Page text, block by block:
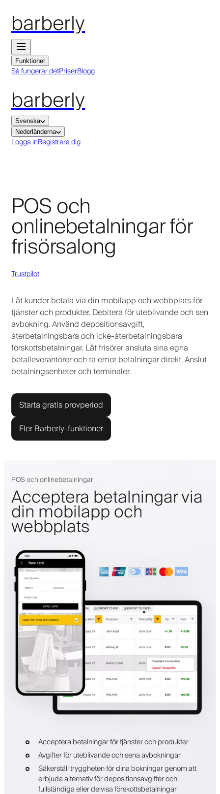
barberly
Funktioner
Så fungerar detPriserBlogg
barberly
Svenska
Nederländerna
Logga inRegistrera dig
POS och
onlinebetalningar för
frisörsalong
Trustpilot
Låt kunder betala via din mobilapp och webbplats för
tjänster och produkter. Debitera för uteblivande och sen
avbokning. Använd depositionsavgift,
återbetalningsbara och icke-återbetalningsbara
förskottsbetalningar. Låt frisörer ansluta sina egna
betalleverantörer och ta emot betalningar direkt. Anslut
betalningsenheter och terminaler.
Starta gratis provperiod
Fler Barberly-funktioner
POS och onlinebetalningar
Acceptera betalningar via
din mobilapp och
webbplats
Acceptera betalningar för tjänster och produkter
Avgifter för uteblivande och sena avbokningar
Säkerställ tryggheten för dina bokningar genom att
erbjuda alternativ för depositionsavgifter och
fullständiga eller delvisa förskottsbetalningar